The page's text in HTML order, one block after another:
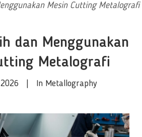
Mesin Cutting Metalografi
dan Menggunakan
Metalografi
2026 | In Metallography